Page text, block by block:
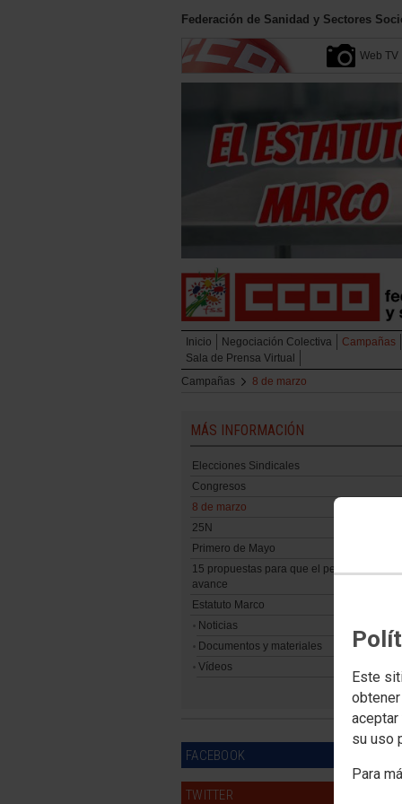
Este
su uso
Para
Federación de Sanidad y Sectores
Web TV
Inicio Negociación Colectiva Campañas
Sala de Prensa Virtual
Campañas
8 de marzo
MÁS INFORMACIÓN
Elecciones Sindicales
Congresos
8 de marzo
25N
Primero de Mayo
15 propuestas para que el personal del SNS
avance
Estatuto Marco
Noticias
Documentos y materiales
Vídeos
FACEBOOK
TWITTER